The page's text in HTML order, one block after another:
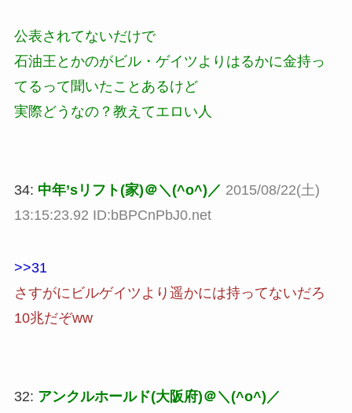
公表されてないだけで
石油王とかのがビル・ゲイツよりはるかに金持っ
てるって聞いたことあるけど
実際どうなの？教えてエロい人
34: 中年’sリフト(家)＠＼(^o^)／ 2015/08/22(土)
13:15:23.92 ID:bBPCnPbJ0.net
>>31
さすがにビルゲイツより遥かには持ってないだろ
10兆だぞww
32: アンクルホールド(大阪府)＠＼(^o^)／